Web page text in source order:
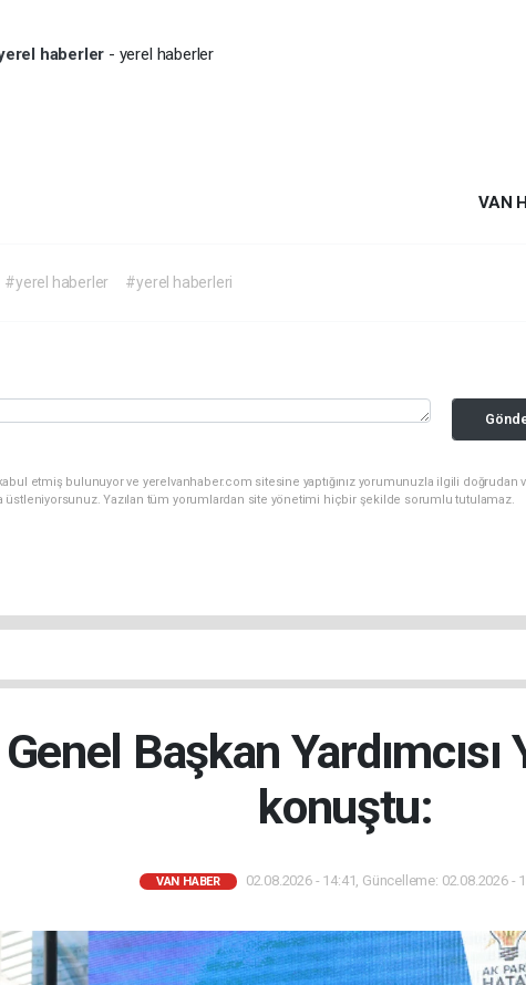
haberler - yerel haberler
VAN
#yerel haberler #yerel haberleri
etmiş bulunuyor ve yerelvanhaber.com sitesine yaptığınız yorumunuzla ilgili doğrudan
üstleniyorsunuz. Yazılan tüm yorumlardan site yönetimi hiçbir şekilde sorumlu tutulamaz.
Başkan
konuştu:
VAN HABER 02.08.2026 - 14:41, Güncelleme: 02.08.2026 -